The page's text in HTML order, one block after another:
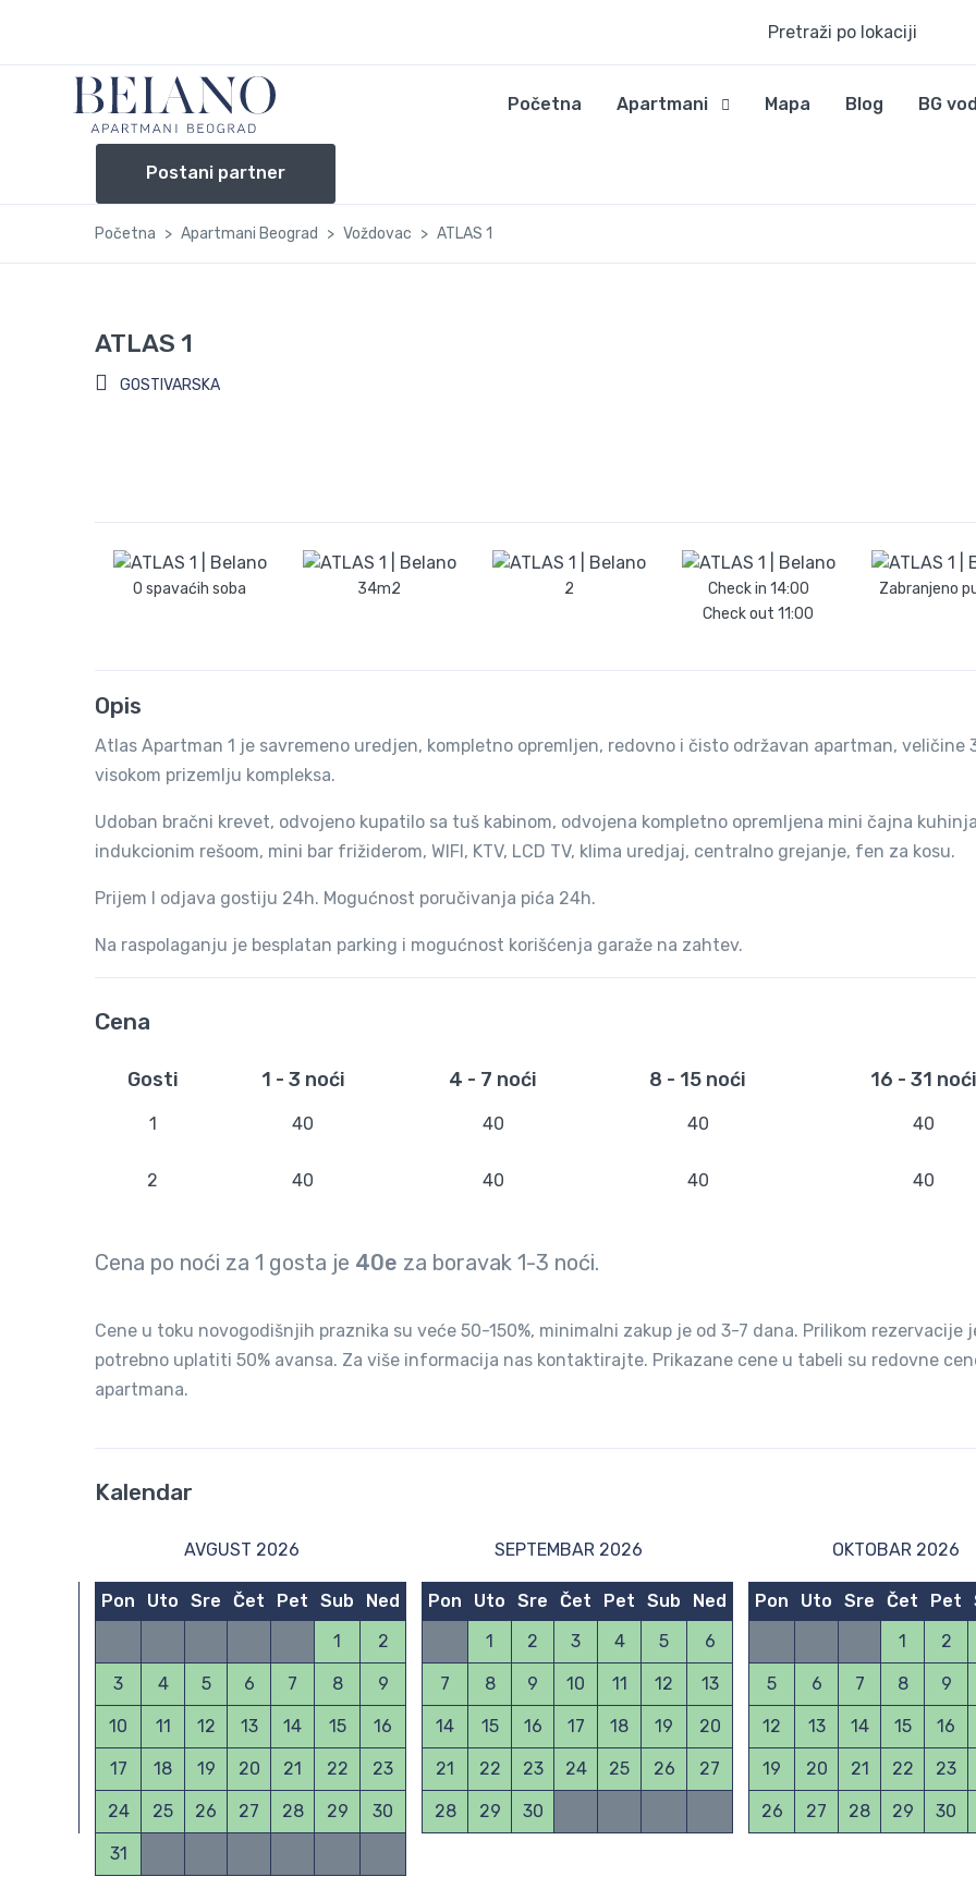
Pretraži po lokaciji
Početna Apartmani Mapa Blog BG
Postani partner
Početna Apartmani Beograd Voždovac ATLAS 1
ATLAS 1
GOSTIVARSKA
0 spavaćih soba 34m2 2 Check in 14:00
Check out 11:00
Zabranjeno
Opis
Atlas Apartman 1 je savremeno uredjen, kompletno opremljen, redovno i čisto održavan apartman, veličine
visokom prizemlju kompleksa.
Udoban bračni krevet, odvojeno kupatilo sa tuš kabinom, odvojena kompletno opremljena mini čajna
indukcionim rešoom, mini bar frižiderom, WIFI, KTV, LCD TV, klima uredjaj, centralno grejanje, fen za kosu.
Prijem I odjava gostiju 24h. Mogućnost poručivanja pića 24h.
Na raspolaganju je besplatan parking i mogućnost korišćenja garaže na zahtev.
Cena
Gosti 1 - 3 noći 4 - 7 noći 8 - 15 noći 16 - 31 noći
1 40 40 40 40
2 40 40 40 40
Cena po noći za 1 gosta je 40e za boravak 1-3 noći.
Cene u toku novogodišnjih praznika su veće 50-150%, minimalni zakup je od 3-7 dana. Prilikom rezervacije
potrebno uplatiti 50% avansa. Za više informacija nas kontaktirajte. Prikazane cene u tabeli su redovne
apartmana.
Kalendar
AVGUST 2026
Pon Uto Sre Čet Pet Sub
Ned
1
2
3 4 5 6 7 8 9
10 11 12 13 14 15 16
17 18 19 20 21 22 23
24 25 26 27 28 29 30
31
SEPTEMBAR 2026
Pon Uto Sre Čet Pet Sub
Ned
1
2 3 4 5 6
7 8 9 10 11 12 13
14 15 16 17 18 19 20
21 22 23 24 25 26 27
28 29 30
OKTOBAR 2026
Pon Uto Sre Čet Pet
1
2
5 6 7 8 9
12 13 14 15 16
19 20 21 22 23
26 27 28 29 30